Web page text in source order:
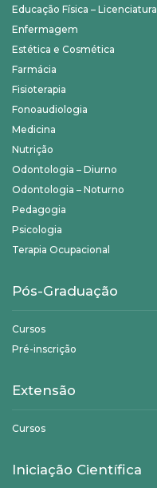
Educação Física – Licenciatura
Enfermagem
Estética e Cosmética
Farmácia
Fisioterapia
Fonoaudiologia
Medicina
Nutrição
Odontologia – Diurno
Odontologia – Noturno
Pedagogia
Psicologia
Terapia Ocupacional
Pós-Graduação
Cursos
Pré-inscrição
Extensão
Cursos
Iniciação Científica